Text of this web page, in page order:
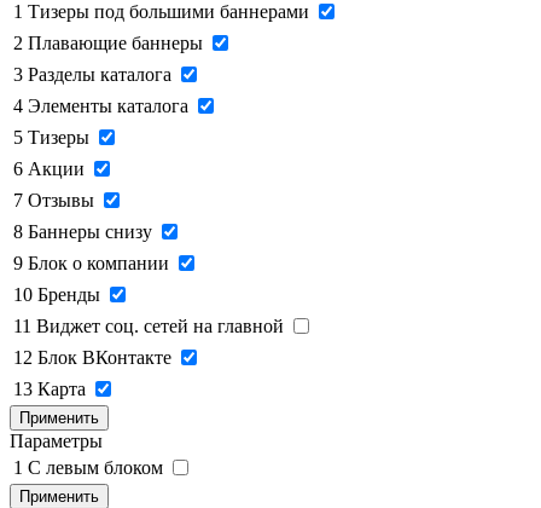
1 Тизеры под большими баннерами
2 Плавающие баннеры
3 Разделы каталога
4 Элементы каталога
5 Тизеры
6 Акции
7 Отзывы
8 Баннеры снизу
9 Блок о компании
10 Бренды
11 Виджет соц. сетей на главной
12 Блок ВКонтакте
13 Карта
Применить
Параметры
1 C левым блоком
Применить